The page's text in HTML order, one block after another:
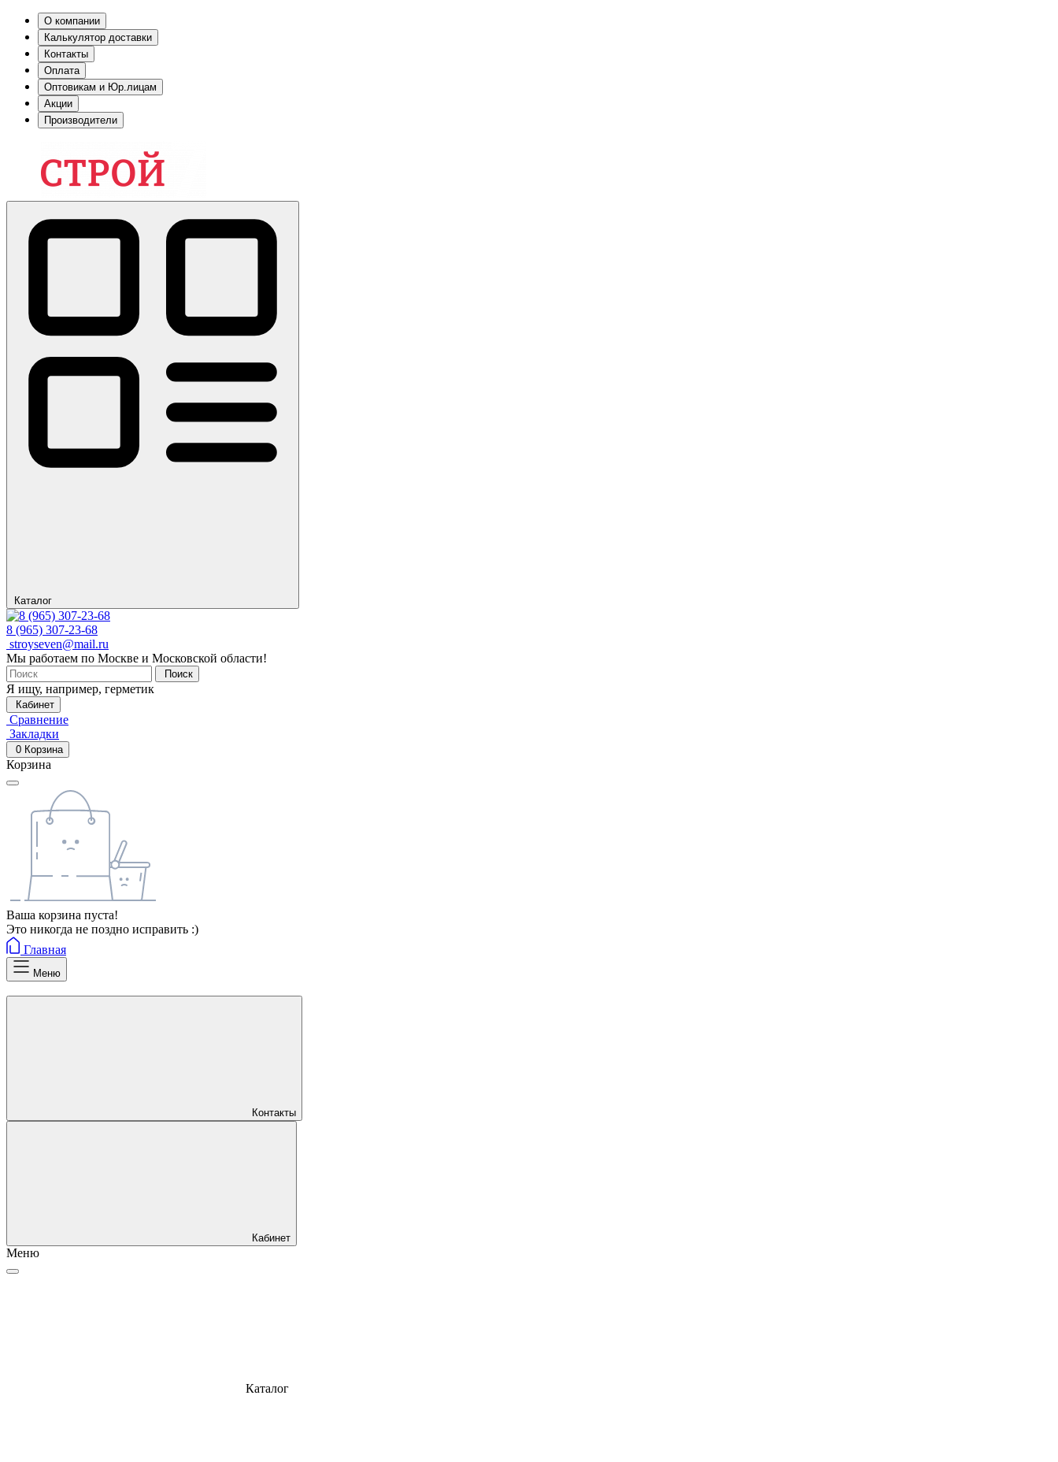
О компании
Калькулятор доставки
Контакты
Оплата
Оптовикам и Юр.лицам
Акции
Производители
Каталог
8 (965) 307-23-68
stroyseven@mail.ru
Мы работаем по Москве и Московской области!
Поиск
Я ищу, например, герметик
Кабинет
Сравнение
Закладки
0 Корзина
Корзина
Ваша корзина пуста!
Это никогда не поздно исправить :)
Главная
Меню
Контакты
Кабинет
Меню
Каталог